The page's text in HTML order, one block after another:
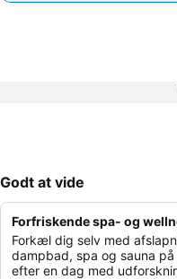
Godt at vide
Forfriskende spa- og
Forkæl dig selv med
dampbad, spa og sauna
efter en dag med